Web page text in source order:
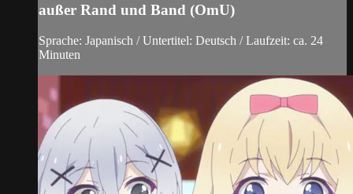
außer Rand und Band (OmU)
Sprache: Japanisch / Untertitel: Deutsch / Laufzeit: ca. 24
Minuten